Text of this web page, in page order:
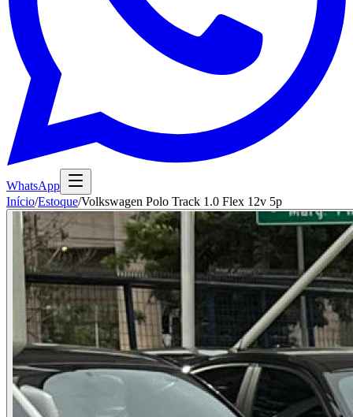
WhatsApp
Início/Estoque/Volkswagen Polo Track 1.0 Flex 12v 5p